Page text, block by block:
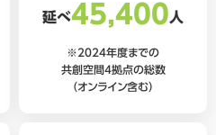
延べ45,400人
※2024年度までの
共創空間4拠点の総数
（オンライン含む）